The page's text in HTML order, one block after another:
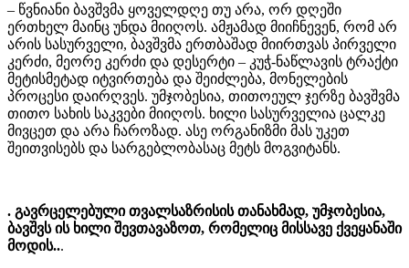
– წვნიანი ბავშვმა ყოველდღე თუ არა, ორ დღეში
ერთხელ მაინც უნდა მიიღოს. ამჟამად მიიჩნევენ, რომ არ
არის სასურველი, ბავშვმა ერთბაშად მიირთვას პირველი
კერძი, მეორე კერძი და დესერტი – კუჭ-ნაწლავის ტრაქტი
მეტისმეტად იტვირთება და შეიძლება, მონელების
პროცესი დაირღვეს. უმჯობესია, თითოეულ ჯერზე ბავშვმა
თითო სახის საკვები მიიღოს. ხილი სასურველია ცალკე
მივცეთ და არა ჩაროზად. ასე ორგანიზმი მას უკეთ
შეითვისებს და სარგებლობასაც მეტს მოგვიტანს.
. გავრცელებული თვალსაზრისის თანახმად, უმჯობესია,
ბავშვს ის ხილი შევთავაზოთ, რომელიც მისსავე ქვეყანაში
მოდის...